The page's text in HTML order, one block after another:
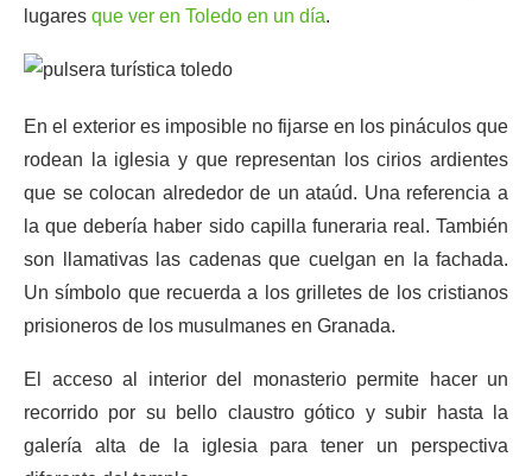
lugares que ver en Toledo en un día.
En el exterior es imposible no fijarse en los pináculos que
rodean la iglesia y que representan los cirios ardientes
que se colocan alrededor de un ataúd. Una referencia a
la que debería haber sido capilla funeraria real. También
son llamativas las cadenas que cuelgan en la fachada.
Un símbolo que recuerda a los grilletes de los cristianos
prisioneros de los musulmanes en Granada.
El acceso al interior del monasterio permite hacer un
recorrido por su bello claustro gótico y subir hasta la
galería alta de la iglesia para tener un perspectiva